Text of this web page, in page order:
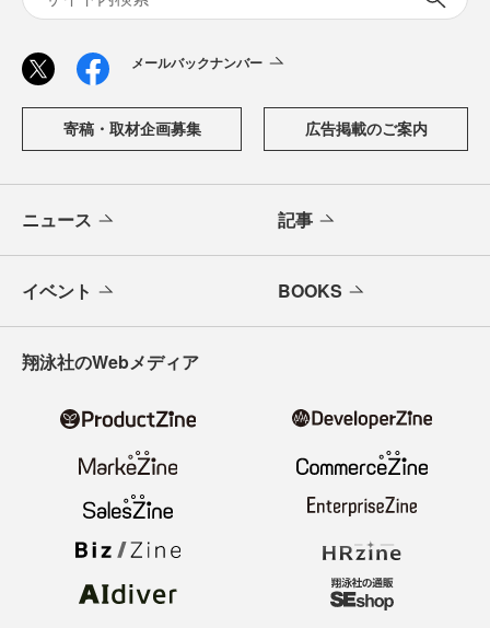
メールバックナンバー
寄稿・取材企画募集 広告掲載のご案内
ニュース 記事
イベント BOOKS
翔泳社のWebメディア